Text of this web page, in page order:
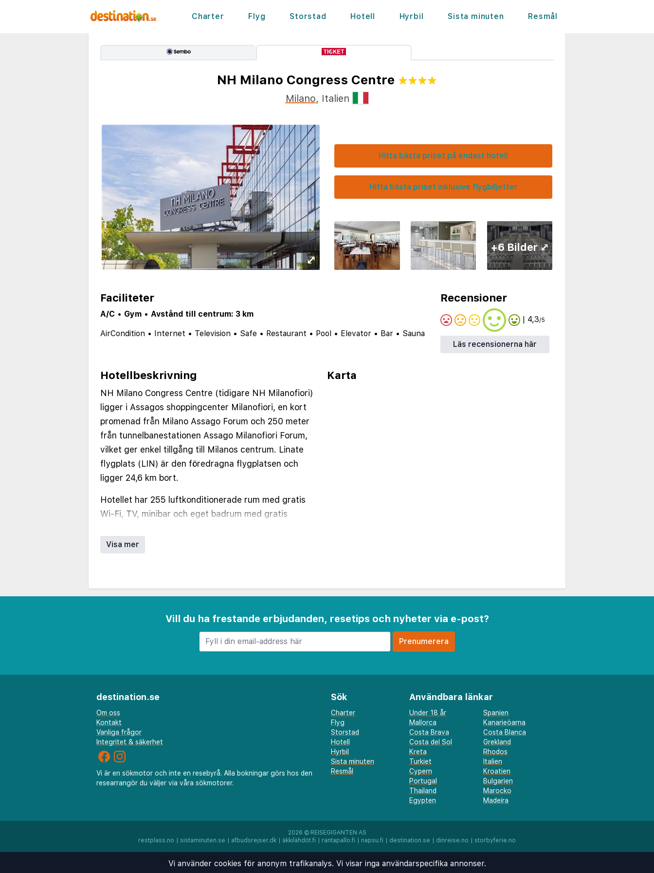
Charter Flyg Storstad Hotell Hyrbil Sista minuten Resmål
NH Milano Congress Centre
Milano, Italien
⤢
Hitta bästa priset på endast hotell
Hitta bästa priset inklusive flygbiljetter
+6 Bilder ⤢
Faciliteter
A/C • Gym • Avstånd till centrum: 3 km
AirCondition • Internet • Television • Safe • Restaurant • Pool • Elevator • Bar • Sauna
Recensioner
| 4,3/5
Läs recensionerna här
Hotellbeskrivning
NH Milano Congress Centre (tidigare NH Milanofiori)
ligger i Assagos shoppingcenter Milanofiori, en kort
promenad från Milano Assago Forum och 250 meter
från tunnelbanestationen Assago Milanofiori Forum,
vilket ger enkel tillgång till Milanos centrum. Linate
flygplats (LIN) är den föredragna flygplatsen och
ligger 24,6 km bort.
Hotellet har 255 luftkonditionerade rum med gratis
Wi-Fi, TV, minibar och eget badrum med gratis
rätter från Lombardiet på restaurangen Quadrifoglio,
med frukostbuffé dagligen. Hotellet har också en
och 31 mötesrum med konferensfaciliteter för upp till
1 800 personer. Gratis parkering finns tillgänglig.
Visa mer
Karta
Vill du ha frestande erbjudanden, resetips och nyheter via e-post?
destination.se
Om oss
Kontakt
Vanliga frågor
Integritet & säkerhet
Vi är en sökmotor och inte en resebyrå. Alla bokningar görs hos den
researrangör du väljer via våra sökmotorer.
Sök
Charter
Flyg
Storstad
Hotell
Hyrbil
Sista minuten
Resmål
Användbara länkar
Under 18 år
Spanien
Mallorca
Kanarieöarna
Costa Brava
Costa Blanca
Costa del Sol
Grekland
Kreta
Rhodos
Turkiet
Italien
Cypern
Kroatien
Portugal
Bulgarien
Thailand
Marocko
Egypten
Madeira
2026 © REISEGIGANTEN AS
restplass.no
sistaminuten.se afbudsrejser.dk äkkilähdöt.fi rantapallo.fi napsu.fi destination.se dinreise.no storbyferie.no
Vi använder cookies för anonym trafikanalys. Vi visar inga användarspecifika annonser.